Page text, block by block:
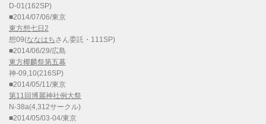
D-01(162SP)
■2014/07/06/東京
東方想七日2
想09(ななはちさん委託・111SP)
■2014/06/29/広島
東方椰麟祭第五幕
神-09,10(216SP)
■2014/05/11/東京
第11回博麗神社例大祭
N-38a(4,312サークル)
■2014/05/03-04/東京